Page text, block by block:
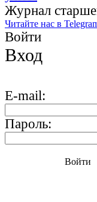
Журнал
Читайте нас в
Войти
Вход
E-mail:
Пароль:
Войти